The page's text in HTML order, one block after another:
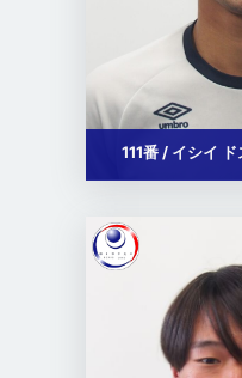
111番 / イシイ